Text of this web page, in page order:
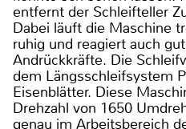
entfernt der Schleifteller
Dabei läuft die Maschine
ruhig und reagiert auch
Andrückkräfte. Die
dem Längsschleifsystem
Eisenblätter. Diese
Drehzahl von 1650
genau im Arbeitsbereich